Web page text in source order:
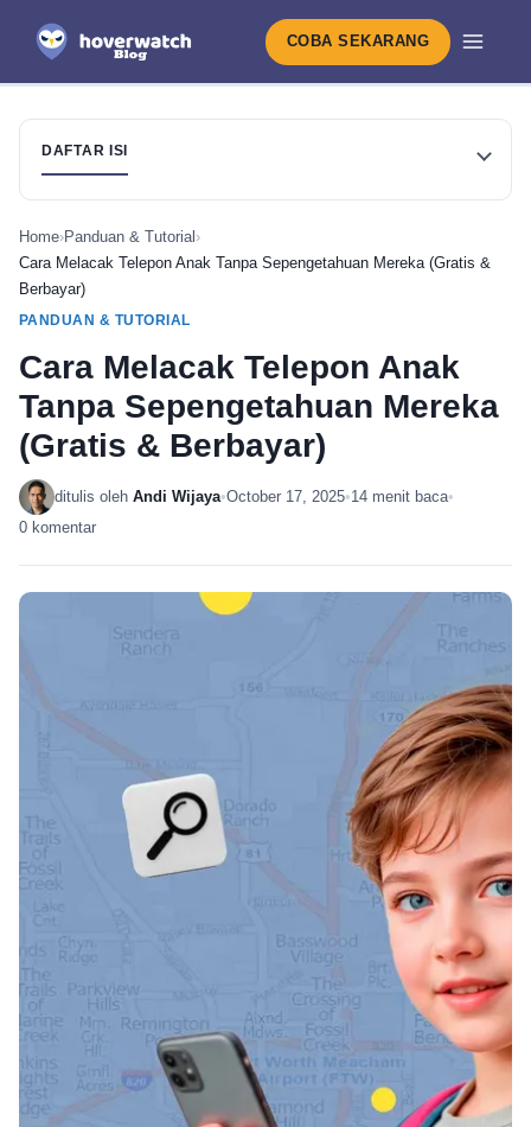
COBA SEKARANG
DAFTAR ISI
Home›Panduan & Tutorial ›
Cara Melacak Telepon Anak Tanpa Sepengetahuan Mereka (Gratis &
Berbayar)
PANDUAN & TUTORIAL
Cara Melacak Telepon Anak
Tanpa Sepengetahuan Mereka
(Gratis & Berbayar)
ditulis oleh Andi Wijaya•October 17, 2025•14 menit baca•
0 komentar